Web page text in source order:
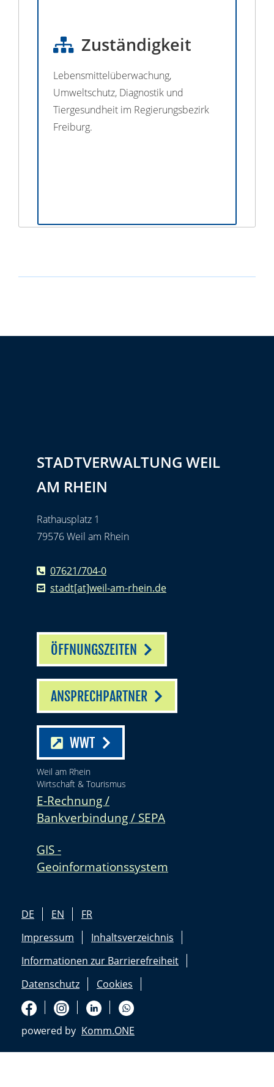
Zuständigkeit
Lebensmittelüberwachung,
Umweltschutz, Diagnostik und
Tiergesundheit im Regierungsbezirk
Freiburg.
STADTVERWALTUNG WEIL
AM RHEIN
Rathausplatz 1
79576 Weil am Rhein
07621/704-0
stadt[at]weil-am-rhein.de
ÖFFNUNGSZEITEN
ANSPRECHPARTNER
WWT
Weil am Rhein
Wirtschaft & Tourismus
E-Rechnung /
Bankverbindung / SEPA
GIS -
Geoinformationssystem
DE EN
FR
Impressum
Inhaltsverzeichnis
Informationen zur Barrierefreiheit
Datenschutz
Cookies
powered by Komm.ONE